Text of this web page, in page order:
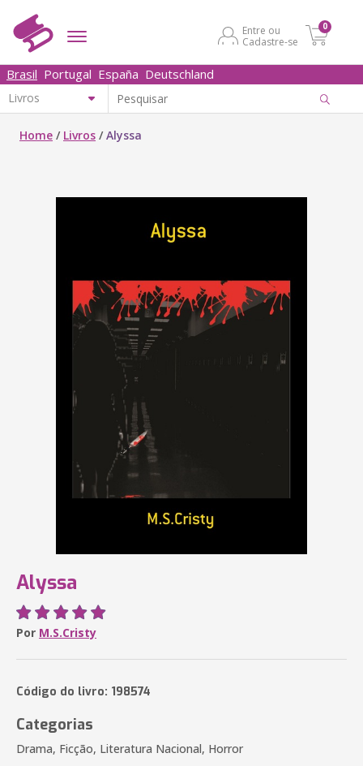
Entre ou
Cadastre-se
0
Brasil Portugal España Deutschland
Home / Livros /Alyssa
Alyssa
Por M.S.Cristy
Código do livro: 198574
Categorias
Drama, Ficção, Literatura Nacional, Horror